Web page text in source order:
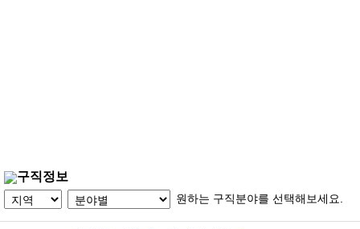
구직정보
원하는 구직분야를 선택해보세요.